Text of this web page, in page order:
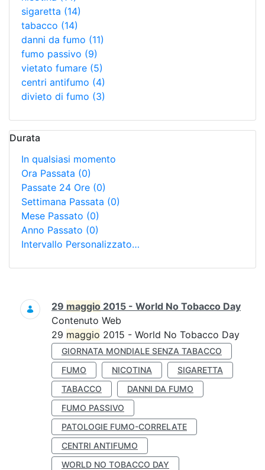
sigaretta (14)
tabacco (14)
danni da fumo (11)
fumo passivo (9)
vietato fumare (5)
centri antifumo (4)
divieto di fumo (3)
Durata
In qualsiasi momento
Ora Passata (0)
Passate 24 Ore (0)
Settimana Passata (0)
Mese Passato (0)
Anno Passato (0)
Intervallo Personalizzato…
Ricerca
29 maggio 2015 - World No Tobacco Day
Contenuto Web
29 maggio 2015 - World No Tobacco Day
GIORNATA MONDIALE SENZA TABACCO
FUMO
NICOTINA
SIGARETTA
TABACCO
DANNI DA FUMO
FUMO PASSIVO
PATOLOGIE FUMO-CORRELATE
CENTRI ANTIFUMO
WORLD NO TOBACCO DAY